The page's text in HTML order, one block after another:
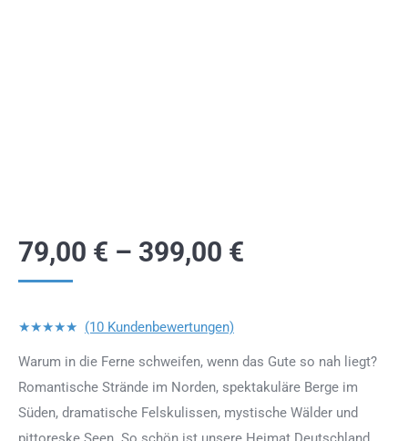
79,00 € – 399,00 €
★★★★★ (10 Kundenbewertungen)
Warum in die Ferne schweifen, wenn das Gute so nah liegt?
Romantische Strände im Norden, spektakuläre Berge im
Süden, dramatische Felskulissen, mystische Wälder und